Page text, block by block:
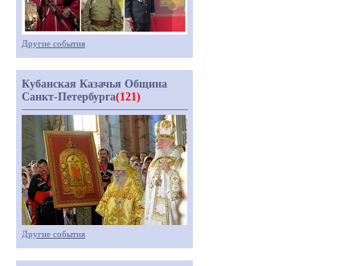
Другие события
Кубанская Казачья Община
Санкт-Петербурга(121)
Другие события